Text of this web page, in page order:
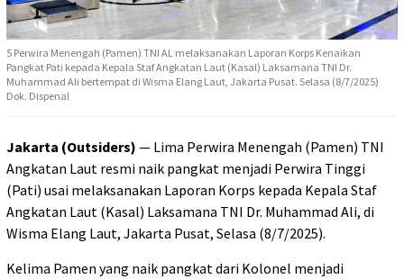
5 Perwira Menengah (Pamen) TNI AL melaksanakan Laporan Korps Kenaikan
Pangkat Pati kepada Kepala Staf Angkatan Laut (Kasal) Laksamana TNI Dr.
Muhammad Ali bertempat di Wisma Elang Laut, Jakarta Pusat. Selasa (8/7/2025)
Dok. Dispenal
Jakarta (Outsiders) — Lima Perwira Menengah (Pamen) TNI
Angkatan Laut resmi naik pangkat menjadi Perwira Tinggi
(Pati) usai melaksanakan Laporan Korps kepada Kepala Staf
Angkatan Laut (Kasal) Laksamana TNI Dr. Muhammad Ali, di
Wisma Elang Laut, Jakarta Pusat, Selasa (8/7/2025).
Kelima Pamen yang naik pangkat dari Kolonel menjadi